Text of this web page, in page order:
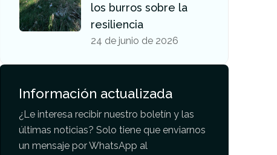
los burros sobre la
resiliencia
24 de junio de 2026
Información actualizada
¿Le interesa recibir nuestro boletín y las
últimas noticias? Solo tiene que enviarnos
un mensaje por WhatsApp al